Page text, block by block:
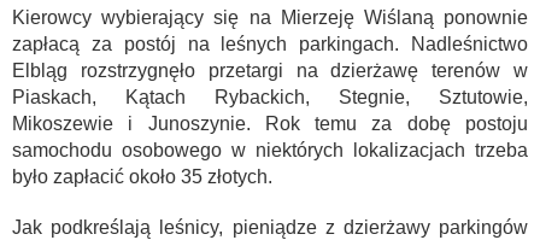
Kierowcy wybierający się na Mierzeję Wiślaną ponownie
zapłacą za postój na leśnych parkingach. Nadleśnictwo
Elbląg rozstrzygnęło przetargi na dzierżawę terenów w
Piaskach, Kątach Rybackich, Stegnie, Sztutowie,
Mikoszewie i Junoszynie. Rok temu za dobę postoju
samochodu osobowego w niektórych lokalizacjach trzeba
było zapłacić około 35 złotych.
Jak podkreślają leśnicy, pieniądze z dzierżawy parkingów